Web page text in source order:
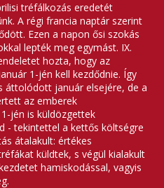
tréfálkozás eredetét
A régi francia naptár szerint
Ezen a napon ősi szokás
lepték meg egymást. IX.
hozta, hogy az
1-jén kell kezdődnie. Így
áttolódott január elsejére, de a
az emberek
jén is küldözgettek
- tekintettel a kettős költségre
átalakult: értékes
küldtek, s végül kialakult
hamiskodással, vagyis